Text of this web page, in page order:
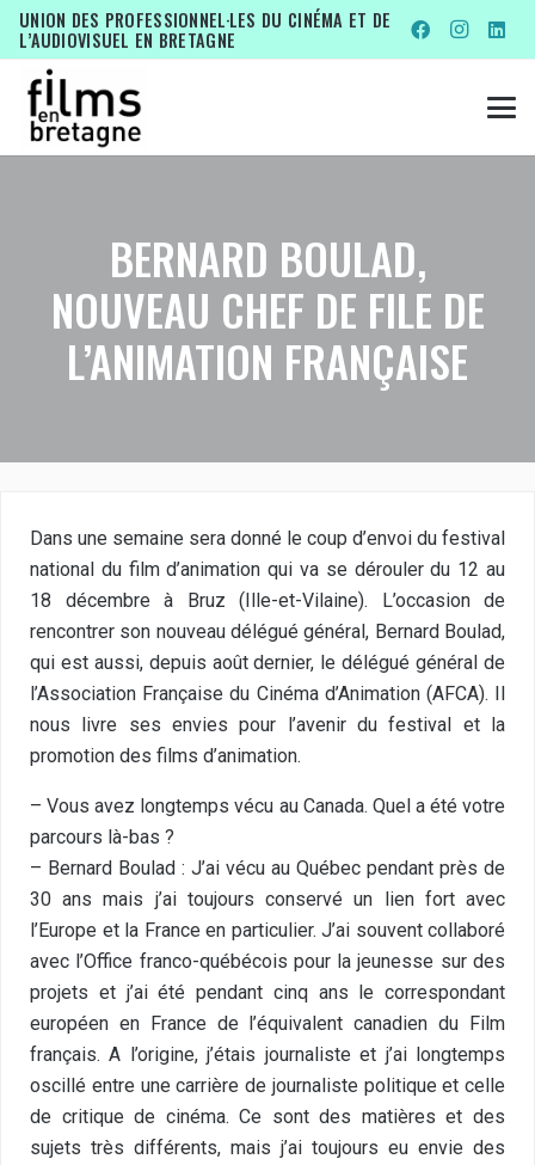
UNION DES PROFESSIONNEL·LES DU CINÉMA ET DE
L’AUDIOVISUEL EN BRETAGNE
BERNARD BOULAD,
NOUVEAU CHEF DE FILE DE
L’ANIMATION FRANÇAISE
Dans une semaine sera donné le coup d’envoi du festival
national du film d’animation qui va se dérouler du 12 au
18 décembre à Bruz (Ille-et-Vilaine). L’occasion de
rencontrer son nouveau délégué général, Bernard Boulad,
qui est aussi, depuis août dernier, le délégué général de
l’Association Française du Cinéma d’Animation (AFCA). Il
nous livre ses envies pour l’avenir du festival et la
promotion des films d’animation.
– Vous avez longtemps vécu au Canada. Quel a été votre
parcours là-bas ?
– Bernard Boulad : J’ai vécu au Québec pendant près de
30 ans mais j’ai toujours conservé un lien fort avec
l’Europe et la France en particulier. J’ai souvent collaboré
avec l’Office franco-québécois pour la jeunesse sur des
projets et j’ai été pendant cinq ans le correspondant
européen en France de l’équivalent canadien du Film
français. A l’origine, j’étais journaliste et j’ai longtemps
oscillé entre une carrière de journaliste politique et celle
de critique de cinéma. Ce sont des matières et des
sujets très différents, mais j’ai toujours eu envie des